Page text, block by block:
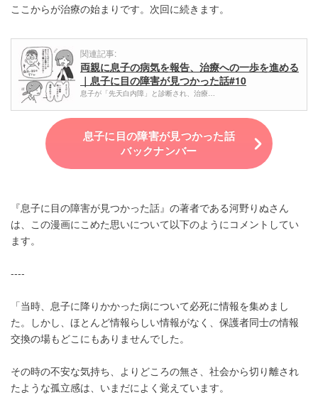
ここからが治療の始まりです。次回に続きます。
関連記事:
両親に息子の病気を報告、治療への一歩を進める
｜息子に目の障害が見つかった話#10
息子が「先天白内障」と診断され、治療…
息子に目の障害が見つかった話
バックナンバー
『息子に目の障害が見つかった話』の著者である河野りぬさん
は、この漫画にこめた思いについて以下のようにコメントしてい
ます。
----
「当時、息子に降りかかった病について必死に情報を集めまし
た。しかし、ほとんど情報らしい情報がなく、保護者同士の情報
交換の場もどこにもありませんでした。
その時の不安な気持ち、よりどころの無さ、社会から切り離され
たような孤立感は、いまだによく覚えています。